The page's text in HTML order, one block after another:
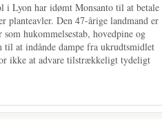
i Lyon har idømt Monsanto til at betale
planteavler. Den 47-årige landmand er
hukommelsestab, hovedpine og
til at indånde dampe fra ukrudtsmidlet
ikke at advare tilstrækkeligt tydeligt